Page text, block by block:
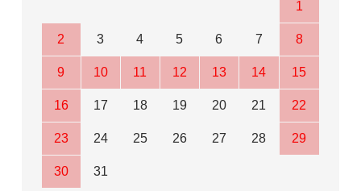
1
2 3 4 5 6 7 8
9 10 11 12 13 14 15
16 17 18 19 20 21 22
23 24 25 26 27 28 29
30 31